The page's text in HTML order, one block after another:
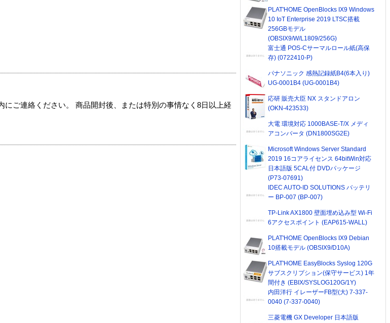
ご連絡ください。 商品開封後、または特別の事情なく8日以上経
PLAT'HOME OpenBlocks IX9 Windows
10 IoT Enterprise 2019 LTSC搭載
256GBモデル
(OBSIX9/W/L1809/256G)
富士通 POS-Cサーマルロール紙(高保
存) (0722410-P)
パナソニック 感熱記録紙B4(6本入り)
UG-0001B4 (UG-0001B4)
応研 販売大臣 NX スタンドアロン
(OKN-423533)
大電 環境対応 1000BASE-T/X メディ
アコンバータ (DN1800SG2E)
Microsoft Windows Server Standard
2019 16コアライセンス 64bitWin対応
日本語版 5CAL付 DVDパッケージ
(P73-07691)
IDEC AUTO-ID SOLUTIONS バッテリ
ー BP-007 (BP-007)
TP-Link AX1800 壁面埋め込み型 Wi-Fi
6アクセスポイント (EAP615-WALL)
PLAT'HOME OpenBlocks IX9 Debian
10搭載モデル (OBSIX9/D10A)
PLAT'HOME EasyBlocks Syslog 120G
サブスクリプション(保守サービス) 1年
間付き (EBIX/SYSLOG120G/1Y)
内田洋行 イレーザーFB型(大) 7-337-
0040 (7-337-0040)
三菱電機 GX Developer 日本語版